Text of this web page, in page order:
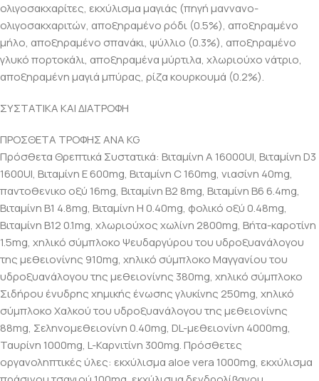
ολιγοσακχαρίτες, εκχύλισμα μαγιάς (πηγή μαννανο-
ολιγοσακχαριτών, αποξηραμένο ρόδι (0.5%), αποξηραμένο
μήλο, αποξηραμένο σπανάκι, ψύλλιο (0.3%), αποξηραμένο
γλυκό πορτοκάλι, αποξηραμένα μύρτιλα, χλωριούχο νάτριο,
αποξηραμένη μαγιά μπύρας, ρίζα κουρκουμά (0.2%).
ΣΥΣΤΑΤΙΚΑ ΚΑΙ ΔΙΑΤΡΟΦΗ
ΠΡΟΣΘΕΤΑ ΤΡΟΦΗΣ ΑΝΑ KG
Πρόσθετα Θρεπτικά Συστατικά: Βιταμίνη A 16000UI, Βιταμίνη D3
1600UI, Βιταμίνη E 600mg, Βιταμίνη C 160mg, νιασίνη 40mg,
παντοθενικο οξύ 16mg, Βιταμίνη B2 8mg, Βιταμίνη B6 6.4mg,
Βιταμίνη B1 4.8mg, Βιταμίνη H 0.40mg, φολικό οξύ 0.48mg,
Βιταμίνη B12 0.1mg, χλωριούχος χωλίνη 2800mg, Bήτα-καροτίνη
1.5mg, χηλικό σύμπλοκο Ψευδαργύρου του υδροξυανάλογου
της μεθειονίνης 910mg, χηλικό σύμπλοκο Μαγγανίου του
υδροξυανάλογου της μεθειονίνης 380mg, χηλικό σύμπλοκο
Σιδήρου ένυδρης χημικής ένωσης γλυκίνης 250mg, χηλικό
σύμπλοκο Χαλκού του υδροξυανάλογου της μεθειονίνης
88mg, Σεληνομεθειονίνη 0.40mg, DL-μεθειονίνη 4000mg,
Ταυρίνη 1000mg, L-Καρνιτίνη 300mg. Πρόσθετες
οργανοληπτικές ύλες: εκχύλισμα aloe vera 1000mg, εκχύλισμα